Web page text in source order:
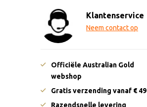
Klantenservice
Neem contact op
Officiële Australian Gold
webshop
Gratis verzending vanaf € 49
Razendsnelle levering